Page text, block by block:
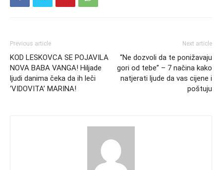
Previous article
KOD LESKOVCA SE POJAVILA
NOVA BABA VANGA! Hiljade
ljudi danima čeka da ih leči
‘VIDOVITA’ MARINA!
Next article
“Ne dozvoli da te ponižavaju
gori od tebe” – 7 načina kako
natjerati ljude da vas cijene i
poštuju